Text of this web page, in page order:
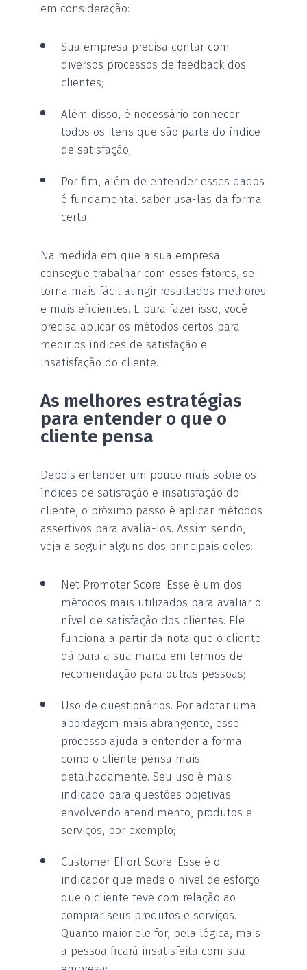
em consideração:
Sua empresa precisa contar com
diversos processos de feedback dos
clientes;
Além disso, é necessário conhecer
todos os itens que são parte do índice
de satisfação;
Por fim, além de entender esses dados
é fundamental saber usa-las da forma
certa.
Na medida em que a sua empresa
consegue trabalhar com esses fatores, se
torna mais fácil atingir resultados melhores
e mais eficientes. E para fazer isso, você
precisa aplicar os métodos certos para
medir os índices de satisfação e
insatisfação do cliente.
As melhores estratégias
para entender o que o
cliente pensa
Depois entender um pouco mais sobre os
índices de satisfação e insatisfação do
cliente, o próximo passo é aplicar métodos
assertivos para avalia-los. Assim sendo,
veja a seguir alguns dos principais deles:
Net Promoter Score. Esse é um dos
métodos mais utilizados para avaliar o
nível de satisfação dos clientes. Ele
funciona a partir da nota que o cliente
dá para a sua marca em termos de
recomendação para outras pessoas;
Uso de questionários. Por adotar uma
abordagem mais abrangente, esse
processo ajuda a entender a forma
como o cliente pensa mais
detalhadamente. Seu uso é mais
indicado para questões objetivas
envolvendo atendimento, produtos e
serviços, por exemplo;
Customer Effort Score. Esse é o
indicador que mede o nível de esforço
que o cliente teve com relação ao
comprar seus produtos e serviços.
Quanto maior ele for, pela lógica, mais
a pessoa ficará insatisfeita com sua